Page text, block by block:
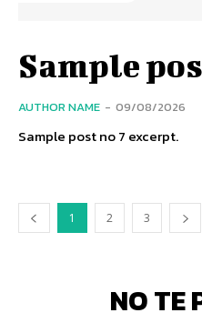
Sample
AUTHOR NAME - 09/08/2026
Sample post no 7 excerpt.
1 2 3
NO TE